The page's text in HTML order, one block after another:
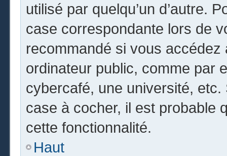
utilisé par quelqu’un d’autre.
case correspondante lors de
recommandé si vous accédez
ordinateur public, comme par
cybercafé, une université,
case à cocher, il est probable
cette fonctionnalité.
Haut